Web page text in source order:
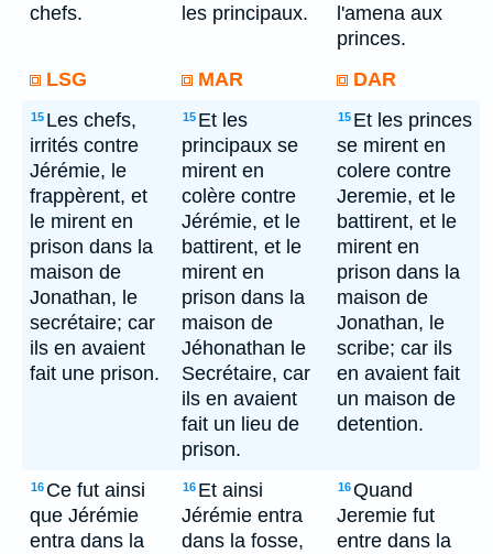
chefs.
les principaux.
l'amena aux
princes.
LSG
MAR DAR
15 Les chefs,
irrités contre
Jérémie, le
frappèrent, et
le mirent en
prison dans la
maison de
Jonathan, le
secrétaire; car
ils en avaient
fait une prison.
15 Et les
principaux se
mirent en
colère contre
Jérémie, et le
battirent, et le
mirent en
prison dans la
maison de
Jéhonathan le
Secrétaire, car
ils en avaient
fait un lieu de
prison.
15 Et les princes
se mirent en
colere contre
Jeremie, et le
battirent, et le
mirent en
prison dans la
maison de
Jonathan, le
scribe; car ils
en avaient fait
un maison de
detention.
16 Ce fut ainsi
que Jérémie
entra dans la
16 Et ainsi
Jérémie entra
dans la fosse,
16Quand
Jeremie fut
entre dans la